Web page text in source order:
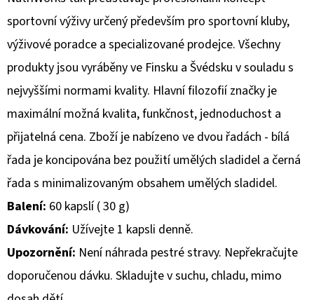
sportovní výživy určený především pro sportovní kluby,
výživové poradce a specializované prodejce. Všechny
produkty jsou vyráběny ve Finsku a Švédsku v souladu s
nejvyššími normami kvality. Hlavní filozofií značky je
maximální možná kvalita, funkčnost, jednoduchost a
přijatelná cena. Zboží je nabízeno ve dvou řadách - bílá
řada je koncipována bez použití umělých sladidel a černá
řada s minimalizovaným obsahem umělých sladidel.
Balení: 60 kapslí ( 30 g)
Dávkování: Užívejte 1 kapsli denně.
Upozornění: Není náhrada pestré stravy. Nepřekračujte
doporučenou dávku. Skladujte v suchu, chladu, mimo